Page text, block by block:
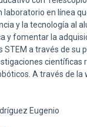
laboratorio en línea
y la tecnología al
y fomentar la
STEM a través de su
científicas
A través de la
Eugenio